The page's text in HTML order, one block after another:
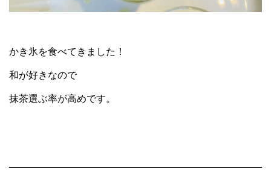
かき氷を食べてきました！
和が好きなので
抹茶選ぶ率が高めです。